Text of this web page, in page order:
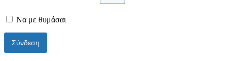
Να με θυμάσαι